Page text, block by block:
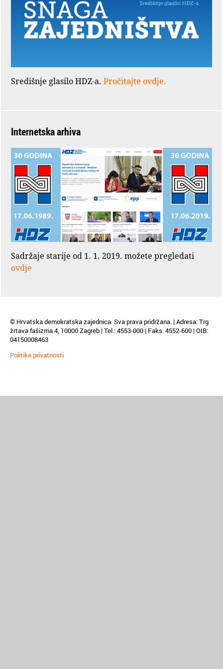
Središnje glasilo HDZ-a. Pročitajte ovdje.
Internetska arhiva
Sadržaje starije od 1. 1. 2019. možete pregledati
ovdje
© Hrvatska demokratska zajednica. Sva prava pridržana. | Adresa: Trg
žrtava fašizma 4, 10000 Zagreb | Tel.: 4553-000 | Faks: 4552-600 | OIB:
04150008463
Politika privatnosti